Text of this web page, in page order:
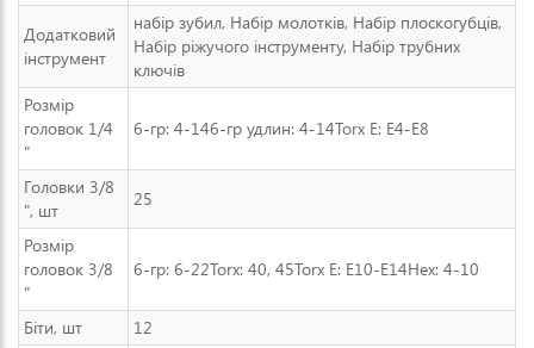
Додатковий
інструмент
набір зубил, Набір молотків, Набір плоскогубців,
Набір ріжучого інструменту, Набір трубних
ключів
Розмір
головок 1/4
"
6-гр: 4-146-гр удлин: 4-14Torx E: E4-E8
Головки 3/8
", шт
25
Розмір
головок 3/8
"
6-гр: 6-22Torx: 40, 45Torx E: E10-E14Hex: 4-10
Біти, шт
12